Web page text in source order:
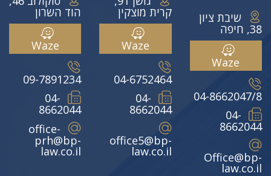
שיבת ציון
38, חיפה
Waze
04-8662047/8
04-
8662044
Office@bp-
law.co.il
קרית מוצקין
Waze
04-6752464
04-
8662044
office5@bp-
law.co.il
הוד השרון
Waze
09-7891234
04-
8662044
office-
prh@bp-
law.co.il